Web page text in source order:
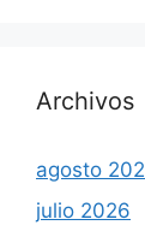
Archivos
agosto
julio 2026